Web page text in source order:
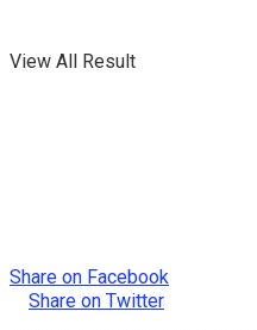
View All Result
Share on Facebook
Share on Twitter